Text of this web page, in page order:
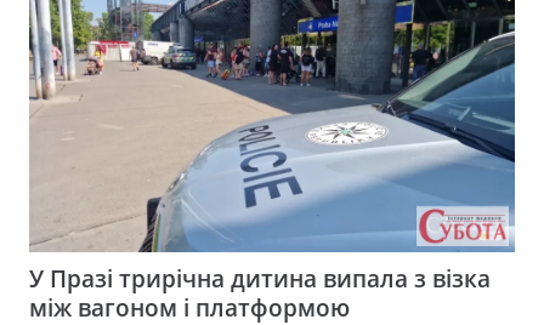
У Празі трирічна дитина випала з візка
між вагоном і платформою